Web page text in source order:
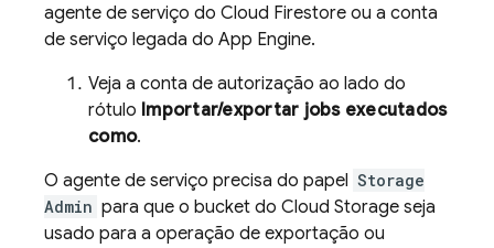
agente de serviço do Cloud Firestore ou a conta
de serviço legada do App Engine.
Veja a conta de autorização ao lado do
rótulo Importar/exportar jobs executados
como.
O agente de serviço precisa do papel Storage
Admin para que o bucket do Cloud Storage seja
usado para a operação de exportação ou